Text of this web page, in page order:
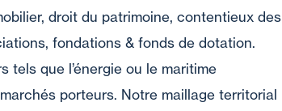
droit du patrimoine, contentieux des
fondations & fonds de dotation.
tels que l’énergie ou le maritime
porteurs. Notre maillage territorial